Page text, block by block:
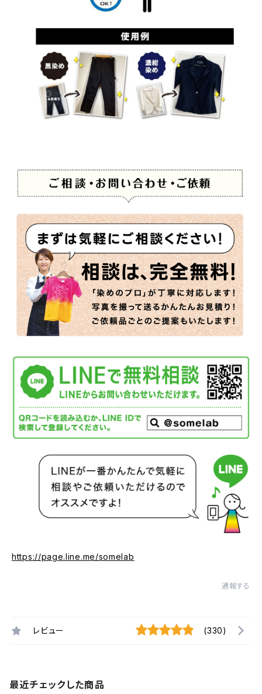
https://page.line.me/somelab
通報する
レビュー (330)
最近チェックした商品